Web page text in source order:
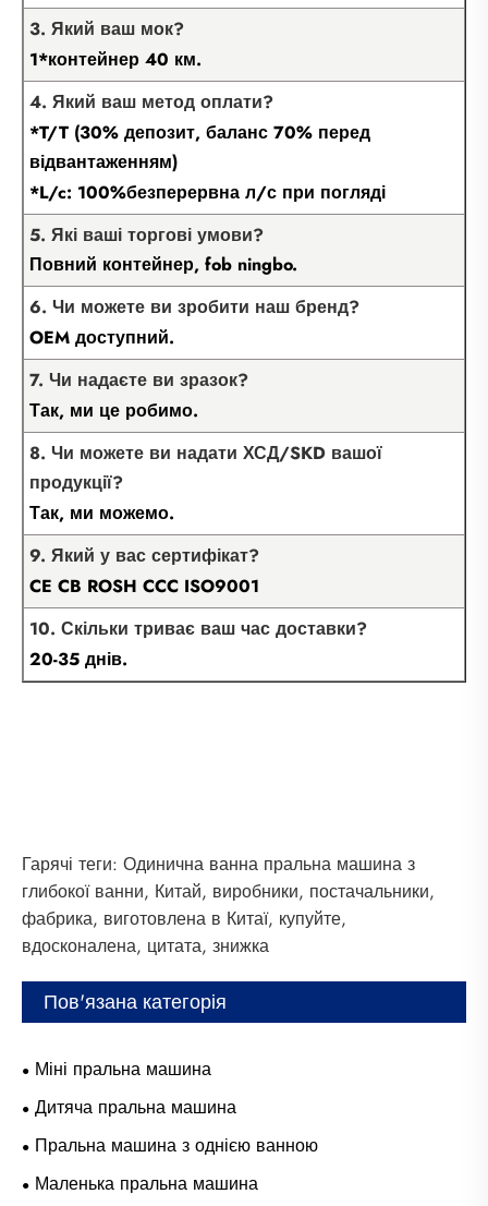
3. Який ваш мок?
1*контейнер 40 км.
4. Який ваш метод оплати?
*T/T (30% депозит, баланс 70% перед
відвантаженням)
*L/c: 100%безперервна л/с при погляді
5. Які ваші торгові умови?
Повний контейнер, fob ningbo.
6. Чи можете ви зробити наш бренд?
OEM доступний.
7. Чи надаєте ви зразок?
Так, ми це робимо.
8. Чи можете ви надати ХСД/SKD вашої
продукції?
Так, ми можемо.
9. Який у вас сертифікат?
CE CB ROSH CCC ISO9001
10. Скільки триває ваш час доставки?
20-35 днів.
Гарячі теги: Одинична ванна пральна машина з
глибокої ванни, Китай, виробники, постачальники,
фабрика, виготовлена в Китаї, купуйте,
вдосконалена, цитата, знижка
Пов'язана категорія
Міні пральна машина
Дитяча пральна машина
Пральна машина з однією ванною
Маленька пральна машина